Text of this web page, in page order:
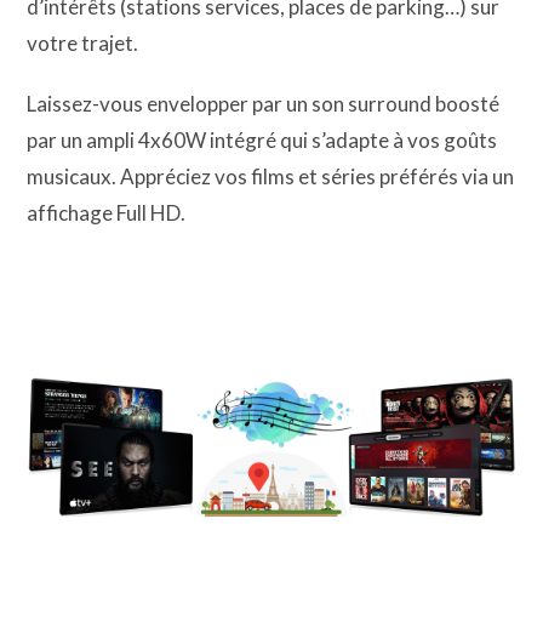
d’intérêts (stations services, places de parking…) sur
votre trajet.
Laissez-vous envelopper par un son surround boosté
par un ampli 4x60W intégré qui s’adapte à vos goûts
musicaux. Appréciez vos films et séries préférés via un
affichage Full HD.